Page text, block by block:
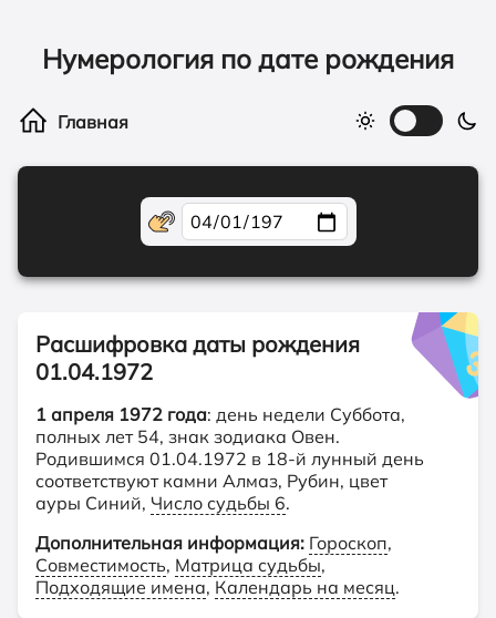
Нумерология по дате рождения
Расшифровка даты рождения
01.04.1972
1 апреля 1972 года: день недели Суббота,
полных лет 54, знак зодиака Овен.
Родившимся 01.04.1972 в 18-й лунный день
соответствуют камни Алмаз, Рубин, цвет
ауры Синий, Число судьбы 6.
Дополнительная информация: Гороскоп,
Совместимость, Матрица судьбы,
Подходящие имена, Календарь на месяц.